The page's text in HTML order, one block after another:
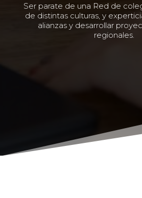
Ser parate de una Red de
de distintas culturas, y
alianzas y desarrollar
regionales.